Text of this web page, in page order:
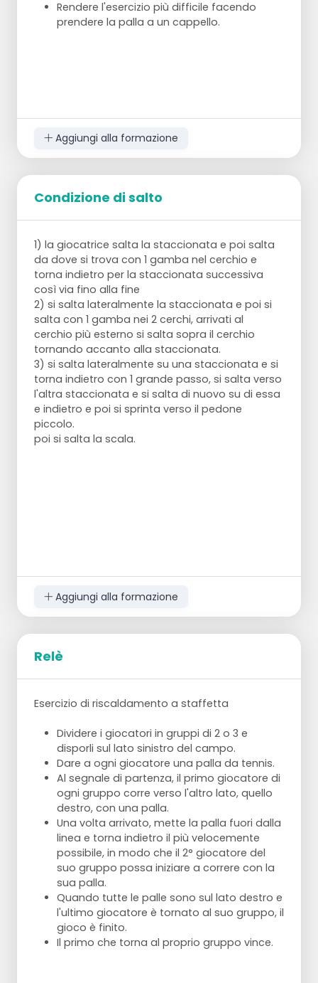
e al passaggio.
Rendere l'esercizio più difficile facendo
prendere la palla a un cappello.
Aggiungi alla formazione
Condizione di salto
1) la giocatrice salta la staccionata e poi salta
da dove si trova con 1 gamba nel cerchio e
torna indietro per la staccionata successiva
così via fino alla fine
2) si salta lateralmente la staccionata e poi si
salta con 1 gamba nei 2 cerchi, arrivati al
cerchio più esterno si salta sopra il cerchio
tornando accanto alla staccionata.
3) si salta lateralmente su una staccionata e si
torna indietro con 1 grande passo, si salta verso
l'altra staccionata e si salta di nuovo su di essa
e indietro e poi si sprinta verso il pedone
piccolo.
poi si salta la scala.
Aggiungi alla formazione
Relè
Esercizio di riscaldamento a staffetta
Dividere i giocatori in gruppi di 2 o 3 e
disporli sul lato sinistro del campo.
Dare a ogni giocatore una palla da tennis.
Al segnale di partenza, il primo giocatore di
ogni gruppo corre verso l'altro lato, quello
destro, con una palla.
Una volta arrivato, mette la palla fuori dalla
linea e torna indietro il più velocemente
possibile, in modo che il 2° giocatore del
suo gruppo possa iniziare a correre con la
sua palla.
Quando tutte le palle sono sul lato destro e
l'ultimo giocatore è tornato al suo gruppo, il
gioco è finito.
Il primo che torna al proprio gruppo vince.